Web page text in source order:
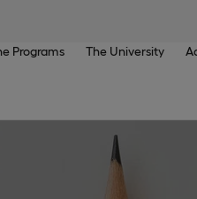
Programs The University